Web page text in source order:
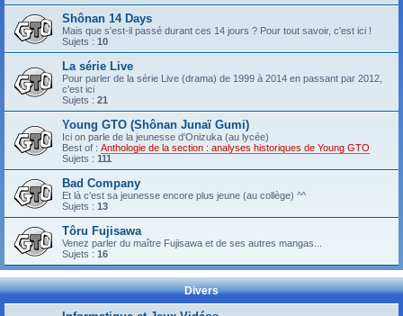
Shônan 14 Days
Mais que s'est-il passé durant ces 14 jours ? Pour tout savoir, c'est ici !
Sujets : 10
La série Live
Pour parler de la série Live (drama) de 1999 à 2014 en passant par 2012,
c'est ici
Sujets : 21
Young GTO (Shônan Junaï Gumi)
Ici on parle de la jeunesse d'Onizuka (au lycée)
Best of : Anthologie de la section : analyses historiques de Young GTO
Sujets : 111
Bad Company
Et là c'est sa jeunesse encore plus jeune (au collège) ^^
Sujets : 13
Tôru Fujisawa
Venez parler du maître Fujisawa et de ses autres mangas...
Sujets : 16
Divers